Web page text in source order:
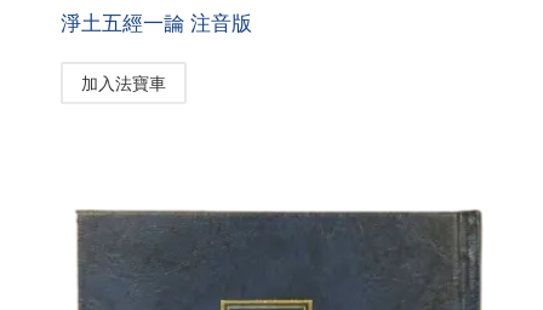
淨土五經一論 注音版
加入法寶車